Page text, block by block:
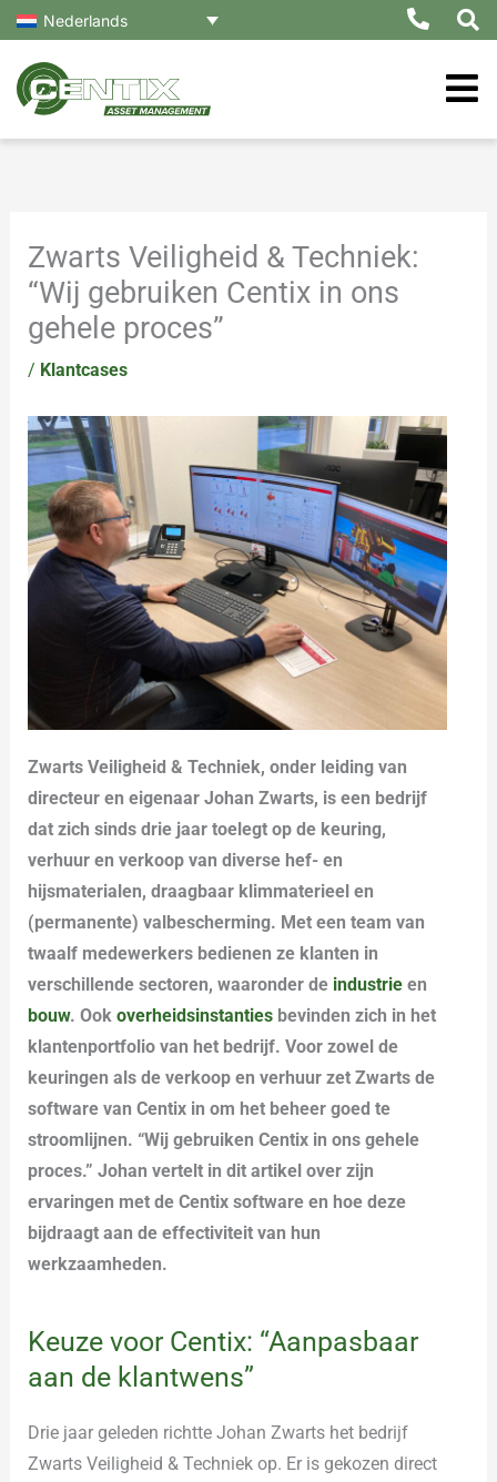
Ga
naar
de
inhoud
Nederlands
Zwarts Veiligheid & Techniek:
“Wij gebruiken Centix in ons
gehele proces”
/ Klantcases
Zwarts Veiligheid & Techniek, onder leiding van
directeur en eigenaar Johan Zwarts, is een bedrijf
dat zich sinds drie jaar toelegt op de keuring,
verhuur en verkoop van diverse hef- en
hijsmaterialen, draagbaar klimmaterieel en
(permanente) valbescherming. Met een team van
twaalf medewerkers bedienen ze klanten in
verschillende sectoren, waaronder de industrie en
bouw. Ookoverheidsinstanties bevinden zich in het
klantenportfolio van het bedrijf. Voor zowel de
keuringen als de verkoop en verhuur zet Zwarts de
software van Centix in om het beheer goed te
stroomlijnen. “Wij gebruiken Centix in ons gehele
proces.” Johan vertelt in dit artikel over zijn
ervaringen met de Centix software en hoe deze
bijdraagt aan de effectiviteit van hun
werkzaamheden.
Keuze voor Centix: “Aanpasbaar
aan de klantwens”
Drie jaar geleden richtte Johan Zwarts het bedrijf
Zwarts Veiligheid & Techniek op. Er is gekozen direct